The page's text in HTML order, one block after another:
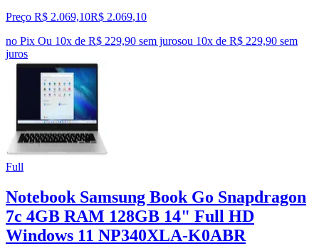
Preço R$ 2.069,10R$ 2.069,10
no Pix Ou 10x de R$ 229,90 sem jurosou 10x de R$ 229,90 sem
juros
Full
Notebook Samsung Book Go Snapdragon
7c 4GB RAM 128GB 14" Full HD
Windows 11 NP340XLA-K0ABR